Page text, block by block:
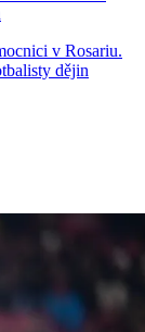
v Rosariu.
dějin